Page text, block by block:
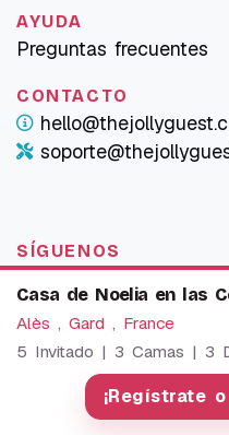
Casa de Noelia en las
Alès , Gard , France
5 Invitado | 3 Camas | 3
¡Regístrate
AYUDA
Preguntas frecuentes
CONTACTO
SÍGUENOS
IDIOMA ES
We use cookies to